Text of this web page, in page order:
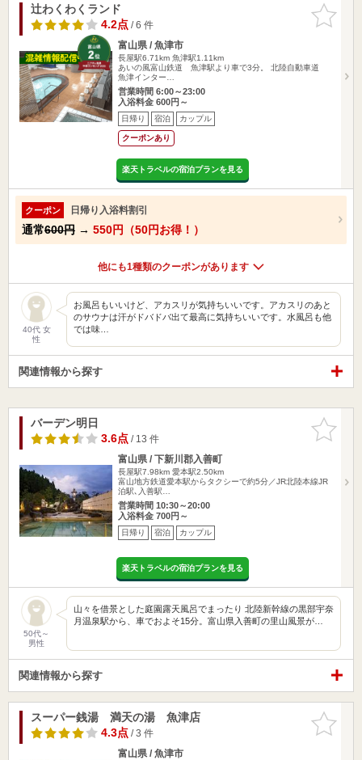
お気に入
りに追加
辻わくわくランド
4.2点/ 6 件
富山県 / 魚津市
長屋駅6.71km 魚津駅1.11km
あいの風富山鉄道 魚津駅より車で3分。 北陸自動車道
魚津インター…
営業時間 6:00～23:00
入浴料金 600円～
日帰り 宿泊 カップル
クーポンあり
楽天トラベルの宿泊プランを見る
クーポン 日帰り入浴料割引
通常600円 → 550円（50円お得！）
他にも1種類のクーポンがあります
40代 女
性
お風呂もいいけど、アカスリが気持ちいいです。アカスリのあと
のサウナは汗がドバドバ出て最高に気持ちいいです。水風呂も他
では味…
関連情報から探す
お気に入
りに追加
バーデン明日
3.6点/ 13 件
富山県 / 下新川郡入善町
長屋駅7.98km 愛本駅2.50km
富山地方鉄道愛本駅からタクシーで約5分／JR北陸本線JR
泊駅､入善駅…
営業時間 10:30～20:00
入浴料金 700円～
日帰り 宿泊 カップル
楽天トラベルの宿泊プランを見る
50代～
男性
山々を借景とした庭園露天風呂でまったり 北陸新幹線の黒部宇奈
月温泉駅から、車でおよそ15分。富山県入善町の里山風景が…
関連情報から探す
お気に入
りに追加
スーパー銭湯 満天の湯 魚津店
4.3点/ 3 件
富山県 / 魚津市